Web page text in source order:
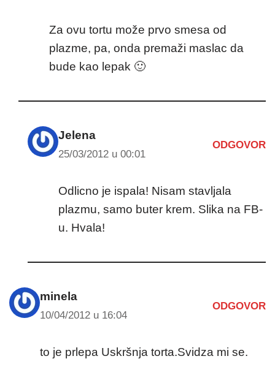
Za ovu tortu može prvo smesa od
plazme, pa, onda premaži maslac da
bude kao lepak 🙂
Jelena
25/03/2012 u 00:01
ODGOVOR
Odlicno je ispala! Nisam stavljala
plazmu, samo buter krem. Slika na FB-
u. Hvala!
minela
10/04/2012 u 16:04
ODGOVOR
to je prlepa Uskršnja torta.Svidza mi se.